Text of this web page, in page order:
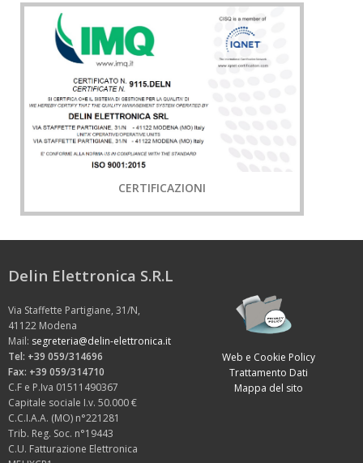
CERTIFICAZIONI
Delin Elettronica S.R.L
Via Staffette Partigiane, 31/N,
41122 Modena
Mail: segreteria@delin-elettronica.it
Tel: +39 059/314696
Fax: +39 059/314710
C.F e P.Iva 01511490367
Capitale sociale I.v. 50.000 €
C.C.I.A.A. (MO) n°221281
Trib. Reg. Soc. n°19443
C.U. Fatturazione Elettronica
Web e Cookie Policy
Trattamento Dati
Mappa del sito